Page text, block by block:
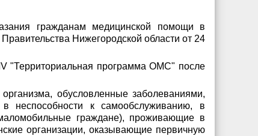
гражданам медицинской помощи в
Нижегородской области от 24
"Территориальная программа ОМС" после
обусловленные заболеваниями,
неспособности к самообслуживанию, в
граждане), проживающие в
организации, оказывающие первичную